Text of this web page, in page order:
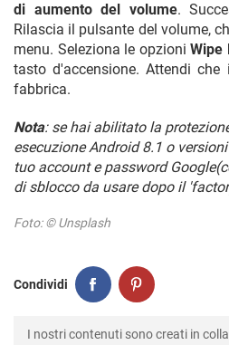
di aumento del volume.
Rilascia il pulsante del volume,
menu. Seleziona le opzioniWipe
tasto d'accensione. Attendi
fabbrica.
Nota: se hai abilitato la
esecuzione Android 8.1 o
tuo account e password
di sblocco da usare dopo il
Foto: © Unsplash
Condividi
I nostri contenuti sono creati in